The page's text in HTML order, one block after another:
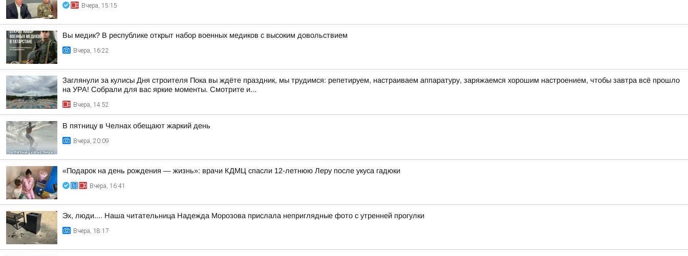
Вчера, 15:15
Вы медик? В республике открыт набор военных медиков с высоким довольствием
Вчера, 16:22
Заглянули за кулисы Дня строителя Пока вы ждёте праздник, мы трудимся: репетируем, настраиваем аппаратуру, заряжаемся хорошим настроением, чтобы завтра всё прошло
на УРА! Собрали для вас яркие моменты. Смотрите и...
Вчера, 14:52
В пятницу в Челнах обещают жаркий день
Вчера, 20:09
«Подарок на день рождения — жизнь»: врачи КДМЦ спасли 12-летнюю Леру после укуса гадюки
Вчера, 16:41
Эх, люди.... Наша читательница Надежда Морозова прислала неприглядные фото с утренней прогулки
Вчера, 18:17